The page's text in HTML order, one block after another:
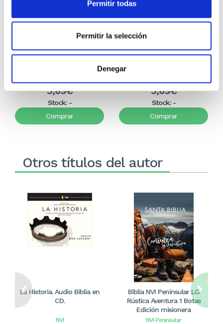
Permitir todas
Permitir la selección
Denegar
corazon de Dios (bolsillo)
5,69€
Stock: -
Comprar
corazón de Dios (bolsillo)
5,69€
Stock: -
Comprar
Otros títulos del autor
La Historia. Audio Biblia en
CD.
NVI
Biblia NVI Peninsular LG
Rústica Aventura 1 Botas
Edición misionera
NVI Peninsular